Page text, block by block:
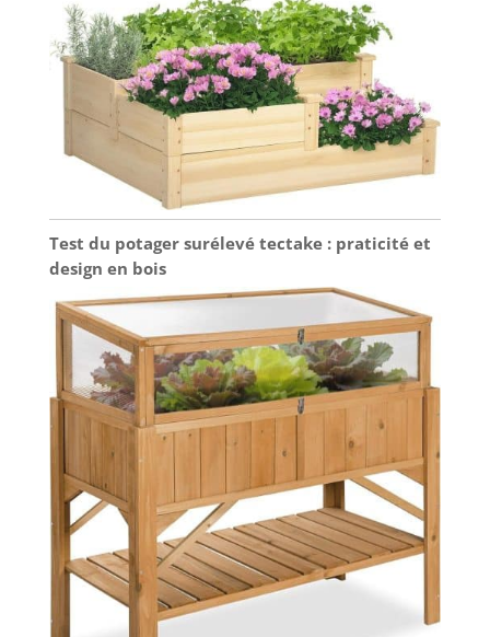
Test du potager surélevé tectake : praticité et
design en bois